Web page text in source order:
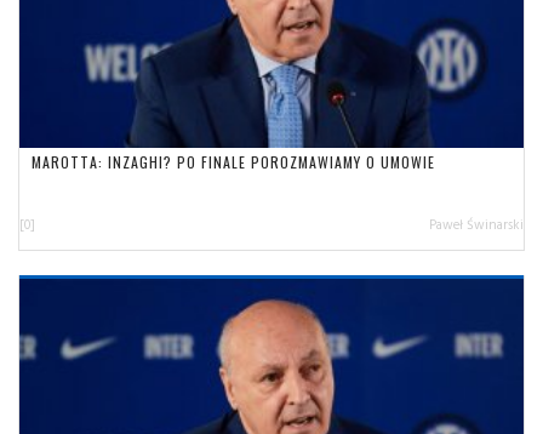
MAROTTA: INZAGHI? PO FINALE POROZMAWIAMY O UMOWIE
[0] Paweł Świnarski